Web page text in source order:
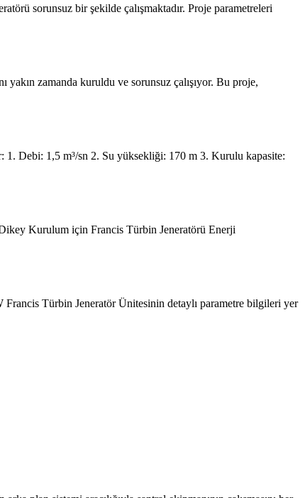
sorunsuz bir şekilde çalışmaktadır. Proje parametreleri
zamanda kuruldu ve sorunsuz çalışıyor. Bu proje,
1. Debi: 1,5 m³/sn 2. Su yüksekliği: 170 m 3. Kurulu kapasite:
Kurulum için Francis Türbin Jeneratörü Enerji
Türbin Jeneratör Ünitesinin detaylı parametre bilgileri yer